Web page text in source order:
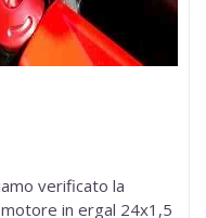
verificato la
in ergal 24x1,5